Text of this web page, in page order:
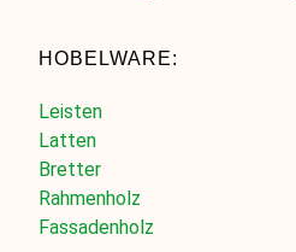
HOBELWARE:
Leisten
Latten
Bretter
Rahmenholz
Fassadenholz